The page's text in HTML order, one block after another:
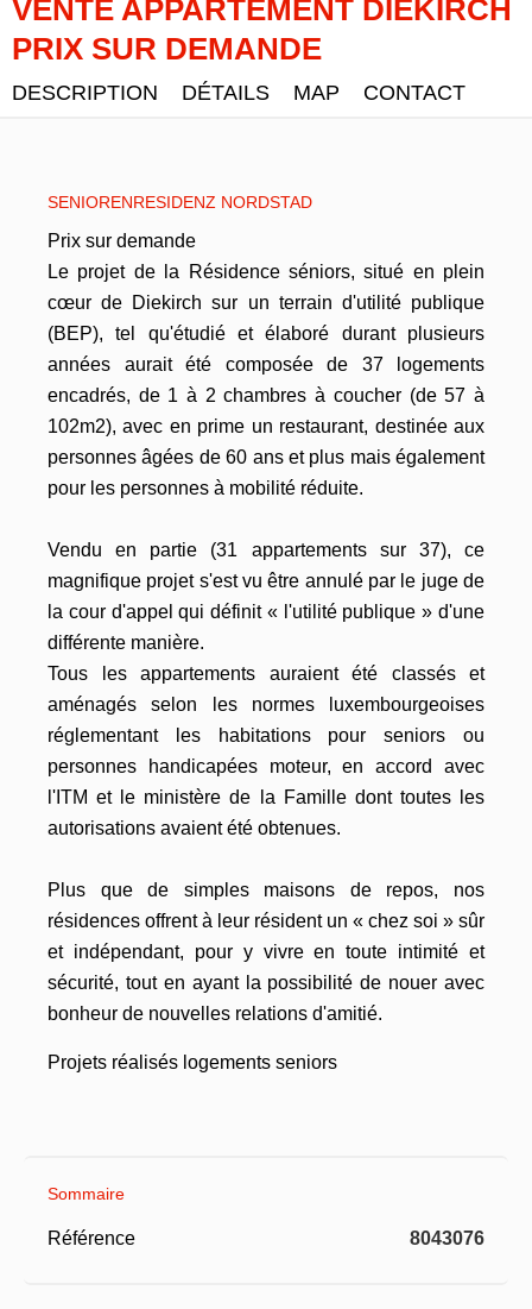
VENTE APPARTEMENT DIEKIRCH
PRIX SUR DEMANDE
DESCRIPTION DÉTAILS MAP CONTACT
SENIORENRESIDENZ NORDSTAD
Prix sur demande
Le projet de la Résidence séniors, situé en plein
cœur de Diekirch sur un terrain d'utilité publique
(BEP), tel qu'étudié et élaboré durant plusieurs
années aurait été composée de 37 logements
encadrés, de 1 à 2 chambres à coucher (de 57 à
102m2), avec en prime un restaurant, destinée aux
personnes âgées de 60 ans et plus mais également
pour les personnes à mobilité réduite.
Vendu en partie (31 appartements sur 37), ce
magnifique projet s'est vu être annulé par le juge de
la cour d'appel qui définit « l'utilité publique » d'une
différente manière.
Tous les appartements auraient été classés et
aménagés selon les normes luxembourgeoises
réglementant les habitations pour seniors ou
personnes handicapées moteur, en accord avec
l'ITM et le ministère de la Famille dont toutes les
autorisations avaient été obtenues.
Plus que de simples maisons de repos, nos
résidences offrent à leur résident un « chez soi » sûr
et indépendant, pour y vivre en toute intimité et
sécurité, tout en ayant la possibilité de nouer avec
bonheur de nouvelles relations d'amitié.
Projets réalisés logements seniors
Sommaire
Référence 8043076